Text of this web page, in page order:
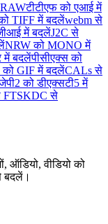
टीटीएफ को एआई में
TIFF में बदलेंwebm से
में बदलेंJ2C से
NRW को MONO में
में बदलेंपीसीएक्स को
को GIF में बदलेंCALs से
को डीएक्सटी5 में
KDC से
ऑडियो, वीडियो को
बदलें।